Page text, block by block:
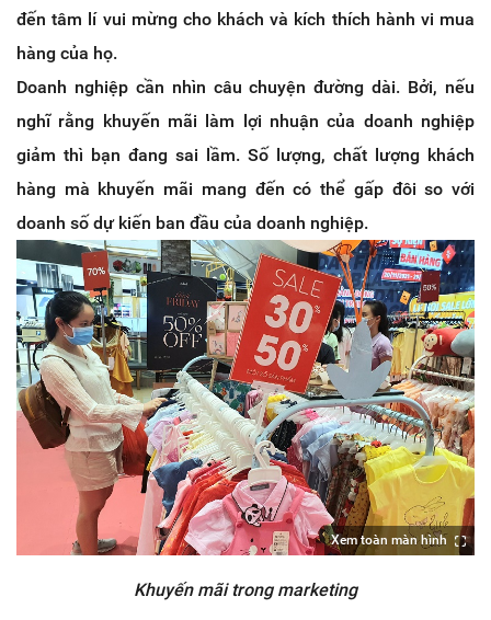
đến tâm lí vui mừng cho khách và kích thích hành vi mua
hàng của họ.
Doanh nghiệp cần nhìn câu chuyện đường dài. Bởi, nếu
nghĩ rằng khuyến mãi làm lợi nhuận của doanh nghiệp
giảm thì bạn đang sai lầm. Số lượng, chất lượng khách
hàng mà khuyến mãi mang đến có thể gấp đôi so với
doanh số dự kiến ban đầu của doanh nghiệp.
Xem toàn màn hình
Khuyến mãi trong marketing